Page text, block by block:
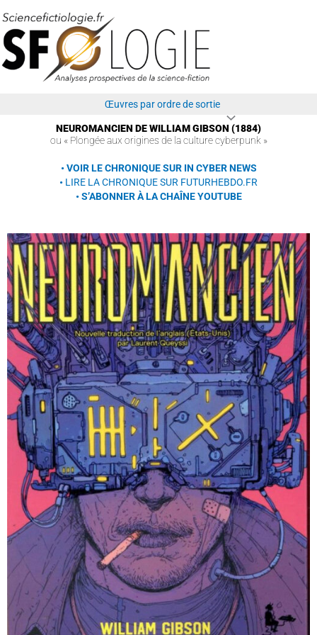
au
contenu
Œuvres par ordre de sortie
NEUROMANCIEN DE WILLIAM GIBSON (1884)
ou « Plongée aux origines de la culture cyberpunk »
• VOIR LE CHRONIQUE SUR IN CYBER NEWS
• LIRE LA CHRONIQUE SUR FUTURHEBDO.FR
• S’ABONNER À LA CHAÎNE YOUTUBE